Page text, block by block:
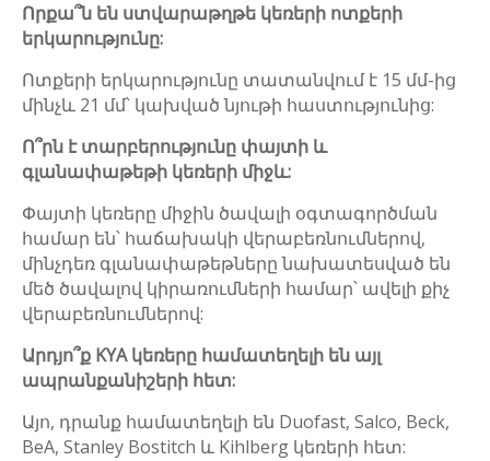
Որքա՞ն են ստվարաթղթե կեռերի ոտքերի
երկարությունը:
Ոտքերի երկարությունը տատանվում է 15 մմ-ից
մինչև 21 մմ՝ կախված նյութի հաստությունից:
Ո՞րն է տարբերությունը փայտի և
գլանափաթեթի կեռերի միջև:
Փայտի կեռերը միջին ծավալի օգտագործման
համար են՝ հաճախակի վերաբեռնումներով,
մինչդեռ գլանափաթեթները նախատեսված են
մեծ ծավալով կիրառումների համար՝ ավելի քիչ
վերաբեռնումներով:
Արդյո՞ք KYA կեռերը համատեղելի են այլ
ապրանքանիշերի հետ:
Այո, դրանք համատեղելի են Duofast, Salco, Beck,
BeA, Stanley Bostitch և Kihlberg կեռերի հետ: